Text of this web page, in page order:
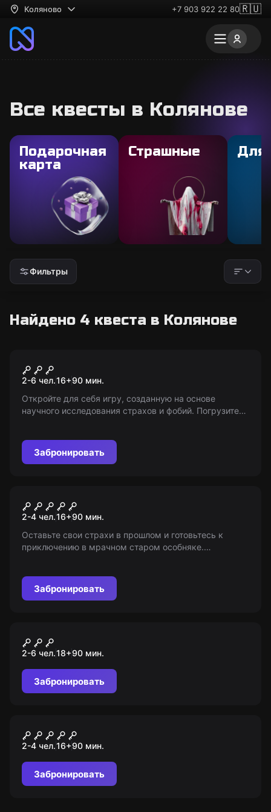
Коляново +7 903 922 22 80🇷🇺
Все квесты в Колянове
Подарочная
карта
Страшные Для
Фильтры
Найдено 4 квеста в Колянове
Проект "Фобия"
2-6 чел.16+90 мин.
Откройте для себя игру, созданную на основе
научного исследования страхов и фобий. Погрузитесь
Забронировать
Red 2: Game Over
2-4 чел.16+90 мин.
Оставьте свои страхи в прошлом и готовьтесь к
приключению в мрачном старом особняке.
Квестов».
Забронировать
Проект "Кома"
2-6 чел.18+90 мин.
Забронировать
Red
2-4 чел.16+90 мин.
Забронировать